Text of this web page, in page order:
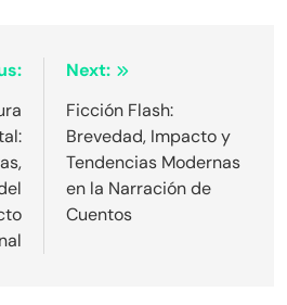
Next:
Ficción Flash:
Brevedad, Impacto y
Tendencias Modernas
en la Narración de
Cuentos